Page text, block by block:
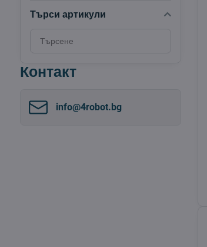
Търси артикули
за
по
Контакт
info​@4robot​.bg